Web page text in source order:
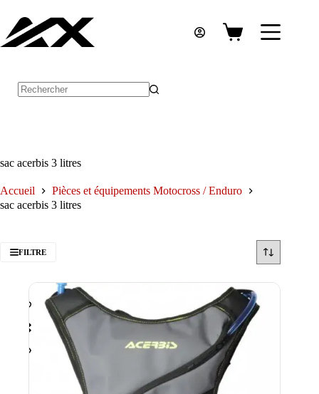
contenu
Panier
sac acerbis 3 litres
Accueil
Pièces et équipements Motocross / Enduro
sac acerbis 3 litres
FILTRE